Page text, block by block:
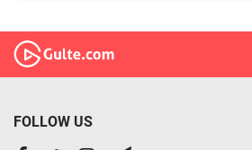
FOLLOW US